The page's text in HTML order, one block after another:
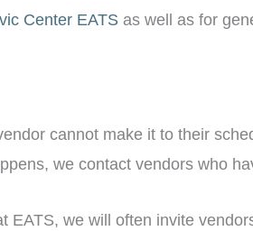
Center EATS as well as for
cannot make it to their
we contact vendors who
we will often invite